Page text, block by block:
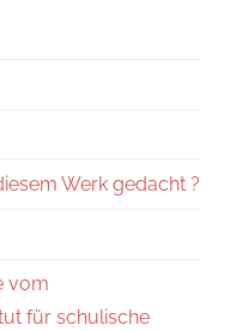
Werk gedacht ?
vom
für schulische